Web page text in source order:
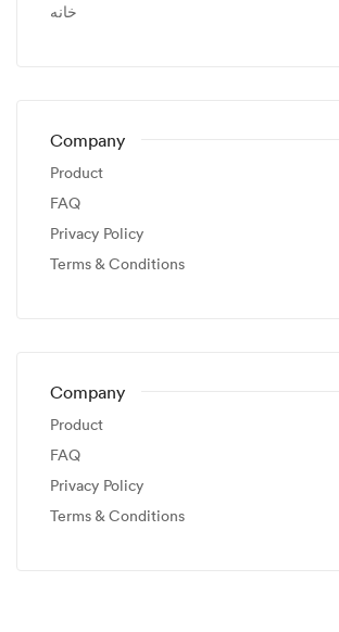
خانه
Company
Product
FAQ
Privacy Policy
Terms & Conditions
Company
Product
FAQ
Privacy Policy
Terms & Conditions